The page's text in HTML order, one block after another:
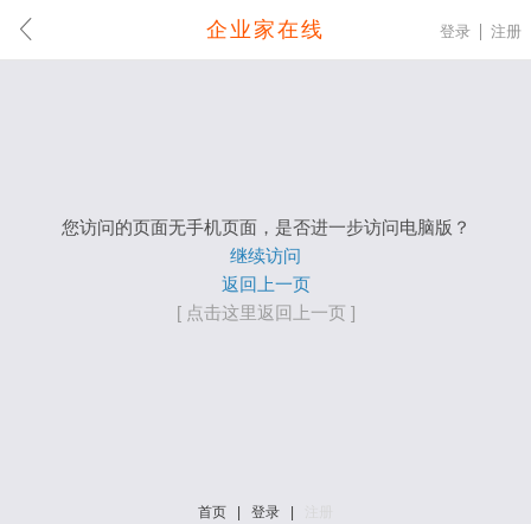
企业家在线 登录 注册
您访问的页面无手机页面，是否进一步访问电脑版？
继续访问
返回上一页
[ 点击这里返回上一页 ]
首页 登录